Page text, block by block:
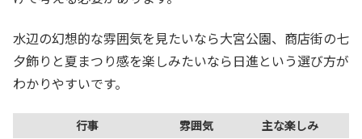
水辺の幻想的な雰囲気を見たいなら大宮公園、商店街の七
夕飾りと夏まつり感を楽しみたいなら日進という選び方が
わかりやすいです。
行事 雰囲気 主な楽しみ